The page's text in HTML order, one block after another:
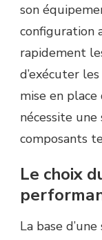
son
configuration
rapidement
d’exécuter
mise en
nécessite
composants
Le choix
La base